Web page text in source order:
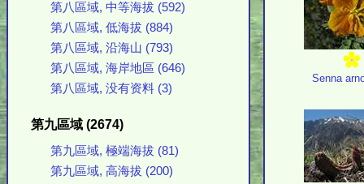
第八區域, 中等海拔 (592)
第八區域, 低海拔 (884)
第八區域, 沿海山 (793)
第八區域, 海岸地區 (646)
第八區域, 没有资料 (3)
第九區域 (2674)
第九區域, 極端海拔 (81)
第九區域, 高海拔 (200)
Senna